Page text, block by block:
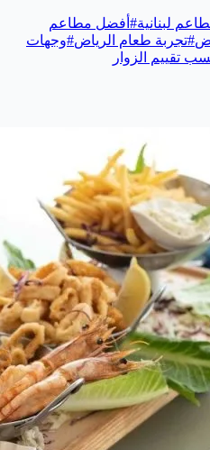
لبنانية# أفضل مطاعم
#تجربة طعام الرياض#وجهات
تقييم الزوار